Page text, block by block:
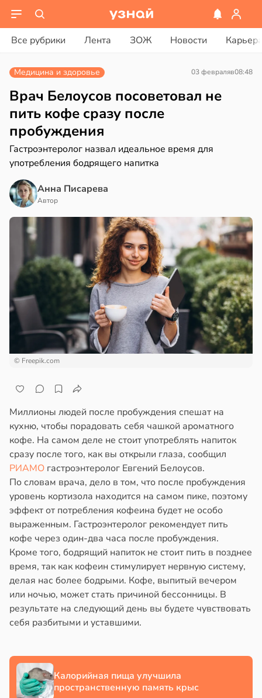
Все рубрики Лента ЗОЖ Новости
в19:49
13:55
в 21:42
20:58
Медицина и здоровье 03 февраляв08:48
Врач Белоусов посоветовал не
пить кофе сразу после
пробуждения
Гастроэнтеролог назвал идеальное время для
употребления бодрящего напитка
Анна Писарева
Автор
© Freepik.com
Миллионы людей после пробуждения спешат на
кухню, чтобы порадовать себя чашкой ароматного
кофе. На самом деле не стоит употреблять напиток
сразу после того, как вы открыли глаза, сообщил
РИАМО гастроэнтеролог Евгений Белоусов.
По словам врача, дело в том, что после пробуждения
уровень кортизола находится на самом пике, поэтому
эффект от потребления кофеина будет не особо
выраженным. Гастроэнтеролог рекомендует пить
кофе через один-два часа после пробуждения.
Кроме того, бодрящий напиток не стоит пить в позднее
время, так как кофеин стимулирует нервную систему,
делая нас более бодрыми. Кофе, выпитый вечером
или ночью, может стать причиной бессонницы. В
результате на следующий день вы будете чувствовать
себя разбитыми и уставшими.
Калорийная пища улучшила
пространственную память крыс
в 19:27
в17:21
в16:23
17:40
20:54